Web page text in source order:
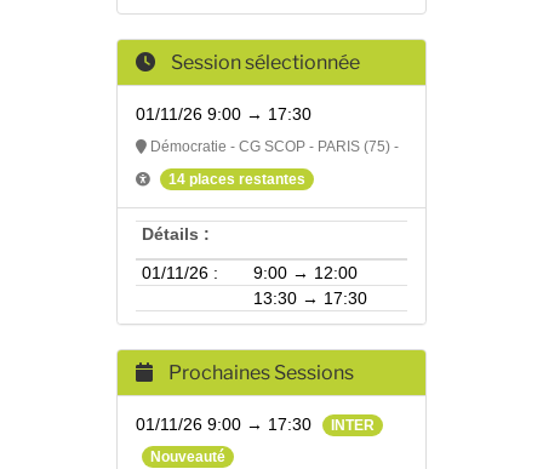
Session sélectionnée
01/11/26 9:00 → 17:30
Démocratie - CG SCOP - PARIS (75) -
14 places restantes
Détails :
01/11/26 :
9:00 → 12:00
13:30 → 17:30
Prochaines Sessions
01/11/26 9:00 → 17:30
INTER
Nouveauté